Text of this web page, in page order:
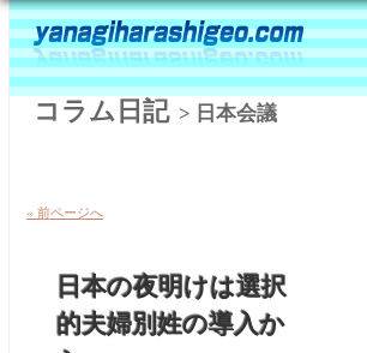
コラム日記> 日本会議
« 前ページへ
日本の夜明けは選択
的夫婦別姓の導入か